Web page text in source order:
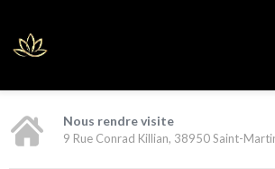
Nous rendre visite
9 Rue Conrad Killian, 38950 Saint-